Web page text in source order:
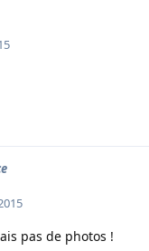
pas de photos !